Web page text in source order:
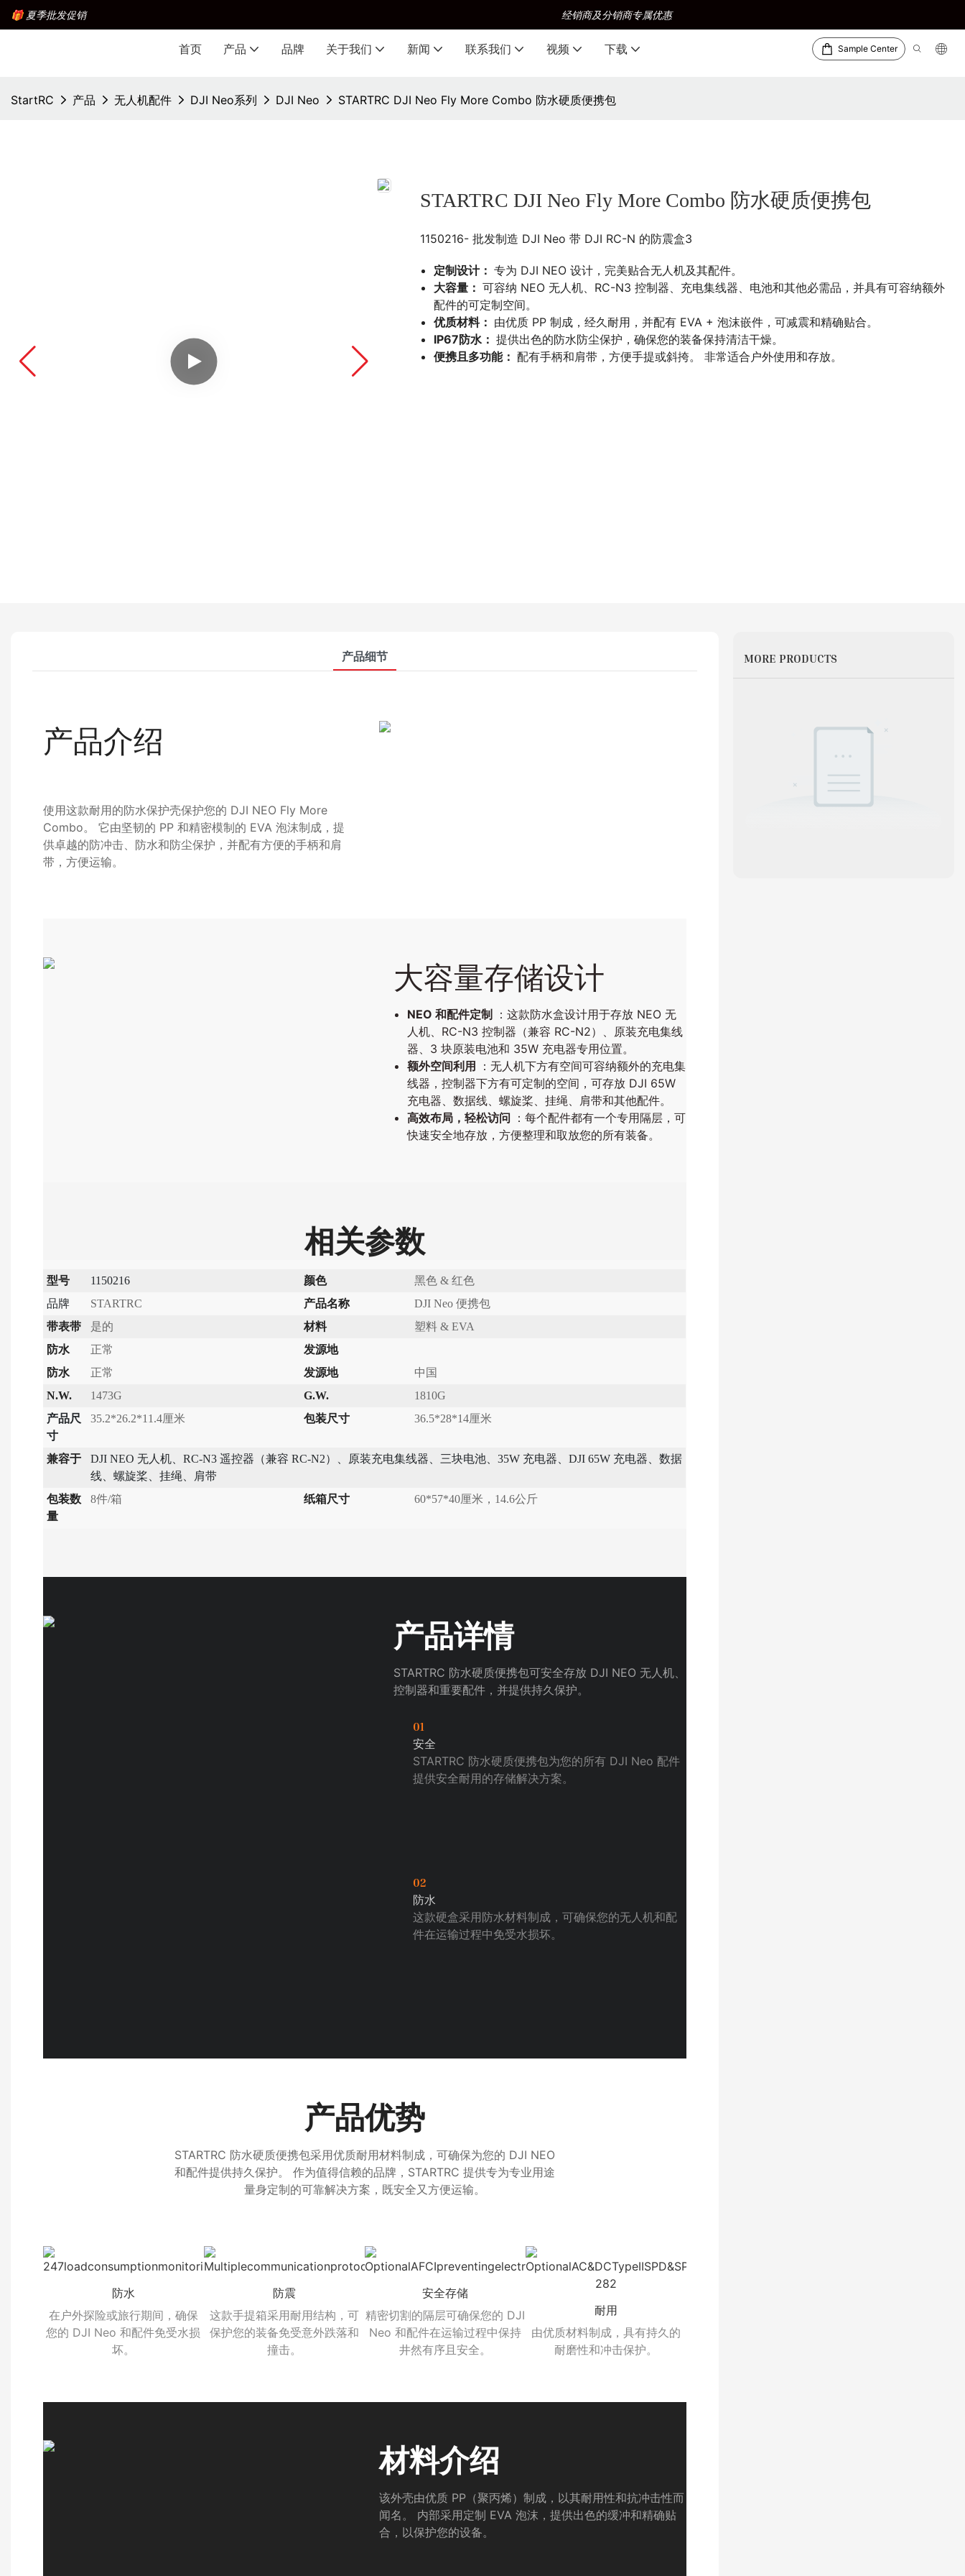
🎁 夏季批发促销 经销商及分销商专属优惠
首页 产品 品牌 关于我们 新闻 联系我们 视频 下载 Sample Center
StartRC 产品 无人机配件 DJI Neo系列 DJI Neo STARTRC DJI Neo Fly More Combo 防水硬质便携包
STARTRC DJI Neo Fly More Combo 防水硬质便携包
1150216- 批发制造 DJI Neo 带 DJI RC-N 的防震盒3
定制设计：专为 DJI NEO 设计，完美贴合无人机及其配件。
大容量：可容纳 NEO 无人机、RC-N3 控制器、充电集线器、电池和其他必需品，并具有可容纳额外
配件的可定制空间。
优质材料： 由优质 PP 制成，经久耐用，并配有 EVA + 泡沫嵌件，可减震和精确贴合。
IP67防水：提供出色的防水防尘保护，确保您的装备保持清洁干燥。
便携且多功能：配有手柄和肩带，方便手提或斜挎。 非常适合户外使用和存放。
产品细节
产品介绍
使用这款耐用的防水保护壳保护您的 DJI NEO Fly More
Combo。 它由坚韧的 PP 和精密模制的 EVA 泡沫制成，提
供卓越的防冲击、防水和防尘保护，并配有方便的手柄和肩
带，方便运输。
大容量存储设计
NEO 和配件定制
：这款防水盒设计用于存放 NEO 无
人机、RC-N3 控制器（兼容 RC-N2）、原装充电集线
器、3 块原装电池和 35W 充电器专用位置。
额外空间利用
：无人机下方有空间可容纳额外的充电集
线器，控制器下方有可定制的空间，可存放 DJI 65W
充电器、数据线、螺旋桨、挂绳、肩带和其他配件。
高效布局，轻松访问 ：每个配件都有一个专用隔层，可
快速安全地存放，方便整理和取放您的所有装备。
相关参数
型号 1150216 颜色
黑色 & 红色
品牌
STARTRC 产品名称
DJI Neo 便携包
带表带
是的 材料
塑料 & EVA
防水
正常
发源地
防水
正常 发源地
中国
N.W.
1473G G.W.
1810G
产品尺
寸
35.2*26.2*11.4厘米 包装尺寸 36.5*28*14厘米
兼容于
DJI NEO 无人机、RC-N3 遥控器（兼容 RC-N2）、原装充电集线器、三块电池、35W 充电器、DJI 65W 充电器、数据
线、螺旋桨、挂绳、肩带
包装数
量
8件/箱 纸箱尺寸 60*57*40厘米，14.6公斤
产品详情
STARTRC 防水硬质便携包可安全存放 DJI NEO 无人机、
控制器和重要配件，并提供持久保护。
01
安全
STARTRC 防水硬质便携包为您的所有 DJI Neo 配件
提供安全耐用的存储解决方案。
02
防水
这款硬盒采用防水材料制成，可确保您的无人机和配
件在运输过程中免受水损坏。
产品优势
STARTRC 防水硬质便携包采用优质耐用材料制成，可确保为您的 DJI NEO
和配件提供持久保护。 作为值得信赖的品牌，STARTRC 提供专为专业用途
量身定制的可靠解决方案，既安全又方便运输。
防水
在户外探险或旅行期间，确保
您的 DJI Neo 和配件免受水损
坏。
防震
这款手提箱采用耐用结构，可
保护您的装备免受意外跌落和
撞击。
安全存储
精密切割的隔层可确保您的 DJI
Neo 和配件在运输过程中保持
井然有序且安全。
耐用
由优质材料制成，具有持久的
耐磨性和冲击保护。
材料介绍
该外壳由优质 PP（聚丙烯）制成，以其耐用性和抗冲击性而
闻名。 内部采用定制 EVA 泡沫，提供出色的缓冲和精确贴
合，以保护您的设备。
MORE PRODUCTS